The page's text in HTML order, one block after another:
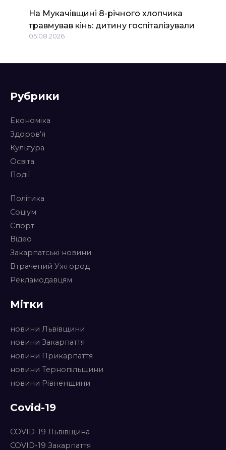
На Мукачівщині 8-річного хлопчика
травмував кінь: дитину госпіталізували
05.08.2026
Рубрики
Економіка
Здоров’я
Культура
Освіта
Події
Політика
Соціум
Спорт
Відео
Закарпатські новини
Втрачений Ужгород
Рекламодавцям
Мітки
новини Львівщини
новини Закарпаття
новини Прикарпаття
новини Тернопільщини
новини Рівненщини
Covid-19
COVID-19 Львівщина
COVID-19 Закарпаття